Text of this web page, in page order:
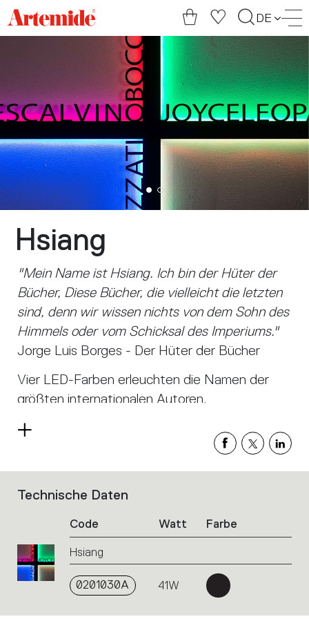
Artemide
home
page
DE
Hsiang
"Mein Name ist Hsiang. Ich bin der Hüter der
Bücher, Diese Bücher, die vielleicht die letzten
sind, denn wir wissen nichts von dem Sohn des
Himmels oder vom Schicksal des Imperiums."
Jorge Luis Borges - Der Hüter der Bücher
Vier LED-Farben erleuchten die Namen der
größten internationalen Autoren.
Read
List
Click
on
the
Technische Daten
Code Watt Farbe
Hsiang
0201030A 41W